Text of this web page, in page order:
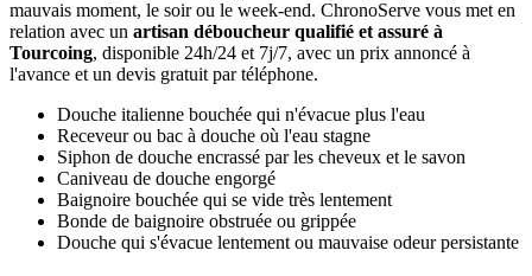
mauvais moment, le soir ou le week-end. ChronoServe vous met en
relation avec un artisan déboucheur qualifié et assuré à
Tourcoing, disponible 24h/24 et 7j/7, avec un prix annoncé à
l'avance et un devis gratuit par téléphone.
Douche italienne bouchée qui n'évacue plus l'eau
Receveur ou bac à douche où l'eau stagne
Siphon de douche encrassé par les cheveux et le savon
Caniveau de douche engorgé
Baignoire bouchée qui se vide très lentement
Bonde de baignoire obstruée ou grippée
Douche qui s'évacue lentement ou mauvaise odeur persistante